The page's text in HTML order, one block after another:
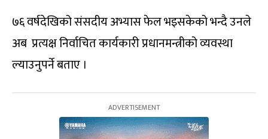
७६ वर्षदेखिको संसदीय अभ्यास फेल भइसकेको भन्दै उनले
अब प्रत्यक्ष निर्वाचित कार्यकारी प्रधानमन्त्रीको व्यवस्था
ल्याउनुपर्ने बताए ।